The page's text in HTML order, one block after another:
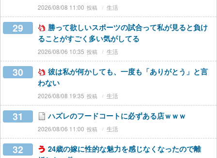
2026/08/08 11:00 生活
29
勝って欲しいスポーツの試合って私が見ると負け
ることがすごく多い気がしてる
2026/08/06 10:35 生活
30
彼は私が何かしても、一度も「ありがとう」と言
わない
2026/08/08 19:35 生活
31 ハズレのフードコートに必ずある店ｗｗｗ
2026/08/06 11:00 生活
32
24歳の嫁に性的な魅力を感じなくなったので離